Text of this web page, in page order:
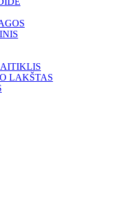
LAKŠTAS